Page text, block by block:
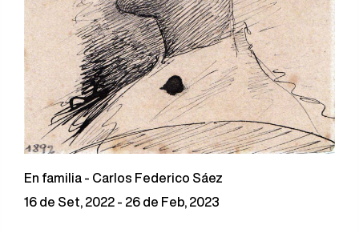
En familia - Carlos Federico Sáez
16 de Set, 2022 - 26 de Feb, 2023